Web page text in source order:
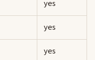
yes
yes
yes